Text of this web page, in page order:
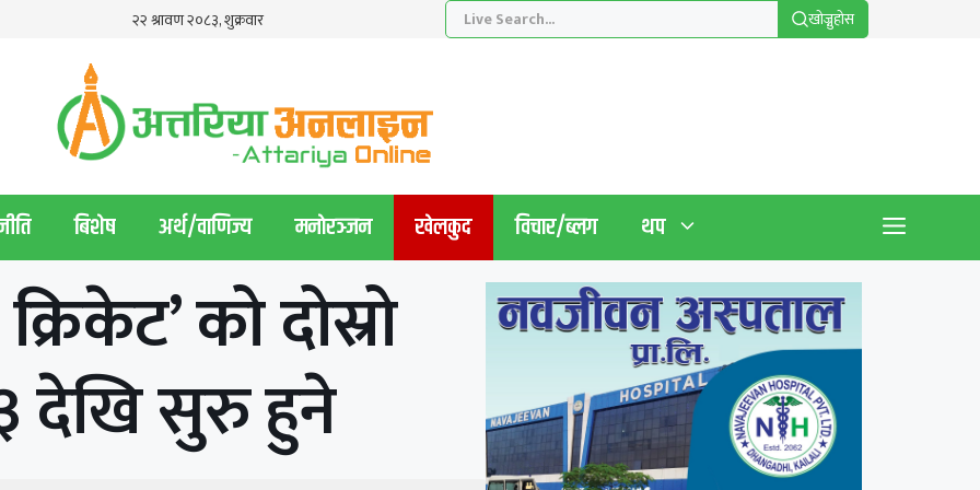
खाेज्नुहाेस
बिशेष अर्थ/वाणिज्य मनाेरञ्जन खेलकुद विचार/ब्लग थप
को दोस्रो
देखि सुरु हुने